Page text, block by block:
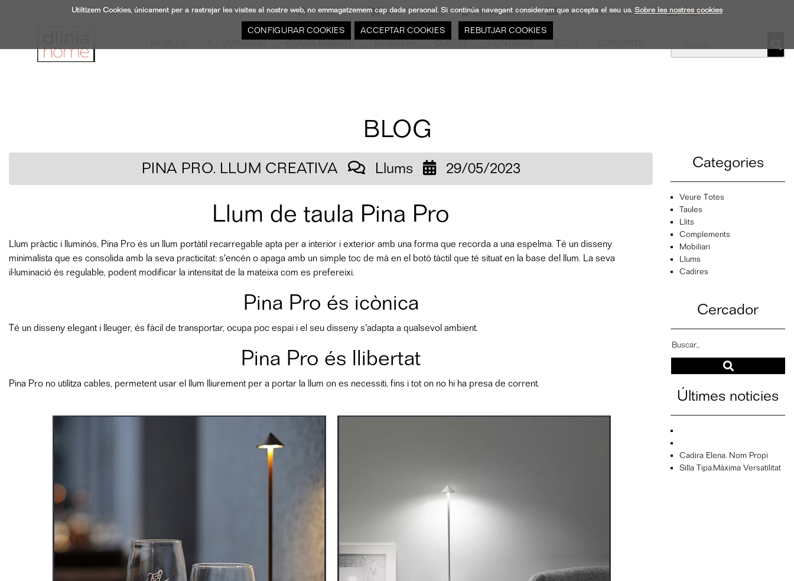
Utiltizem Cookies, únicament per a rastrejar les visites al nostre web, no emmagatzemem cap dada personal. Si continúa navegant consideram que accepta el seu us. Sobre les nostres cookies
CONFIGURAR COOKIES ACCEPTAR COOKIES REBUTJAR COOKIES
Identificat Anar a la cistella 638822629 info@dliniahome.com
BLOG
PINA PRO. LLUM CREATIVA Llums 29/05/2023
Llum de taula Pina Pro
Llum pràctic i lluminós, Pina Pro és un llum portàtil recarregable apta per a interior i exterior amb una forma que recorda a una espelma. Té un disseny
minimalista que es consolida amb la seva practicitat: s'encén o apaga amb un simple toc de mà en el botó tàctil que té situat en la base del llum. La seva
il·luminació és regulable, podent modificar la intensitat de la mateixa com es prefereixi.
Pina Pro és icònica
Té un disseny elegant i lleuger, és fàcil de transportar, ocupa poc espai i el seu disseny s'adapta a qualsevol ambient.
Pina Pro és llibertat
Pina Pro no utilitza cables, permetent usar el llum lliurement per a portar la llum on es necessiti, fins i tot on no hi ha presa de corrent.
Categories
Veure Totes
Taules
Llits
Complements
Mobiliari
Llums
Cadires
Cercador
Últimes noticies
Cadira Elena. Nom Propi
Silla Tipa.màxima Versatilitat